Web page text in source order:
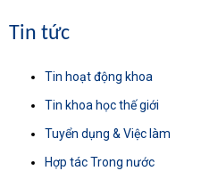
Tin tức
Tin hoạt động khoa
Tin khoa học thế giới
Tuyển dụng & Việc làm
Hợp tác Trong nước